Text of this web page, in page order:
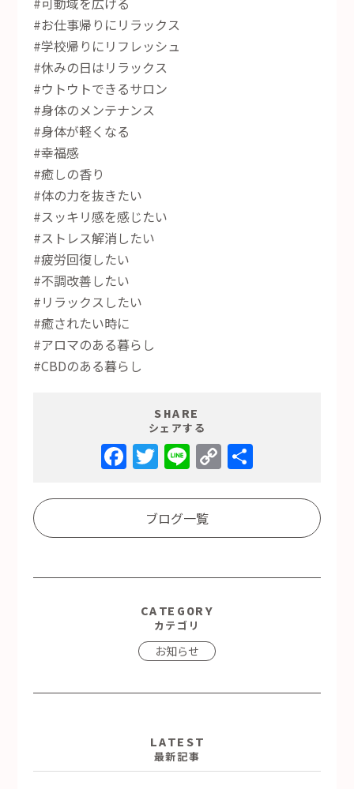
#お仕事帰りにリラックス
#学校帰りにリフレッシュ
#休みの日はリラックス
#ウトウトできるサロン
#身体のメンテナンス
#身体が軽くなる
#幸福感
#癒しの香り
#体の力を抜きたい
#スッキリ感を感じたい
#ストレス解消したい
#疲労回復したい
#不調改善したい
#リラックスしたい
#癒されたい時に
#アロマのある暮らし
#CBDのある暮らし
SHARE
シェアする
Facebook
Twitter
LineCopy
Link
ブログ一覧
CATEGORY
カテゴリ
お知らせ
LATEST
最新記事